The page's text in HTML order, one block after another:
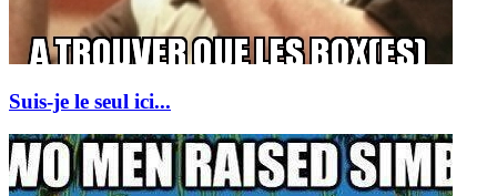
Suis-je le seul ici...